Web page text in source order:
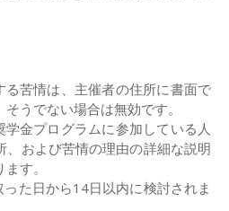
る苦情は、主催者の住所に書面で
うでない場合は無効です。
金プログラムに参加している人
、および苦情の理由の詳細な説明
す。
た日から14日以内に検討されま